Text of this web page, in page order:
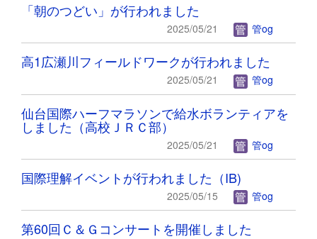
「朝のつどい」が行われました
2025/05/21 管og
高1広瀬川フィールドワークが行われました
2025/05/21 管og
仙台国際ハーフマラソンで給水ボランティアを
しました（高校ＪＲＣ部）
2025/05/21 管og
国際理解イベントが行われました（IB)
2025/05/15 管og
第60回Ｃ＆Ｇコンサートを開催しました